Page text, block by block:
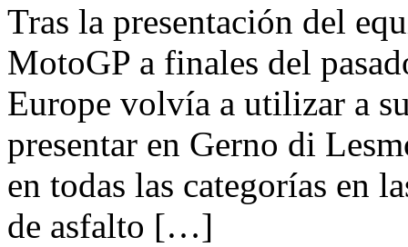
Tras la presentación del
MotoGP a finales del
Europe volvía a utilizar a
presentar en Gerno di
en todas las categorías en
de asfalto […]